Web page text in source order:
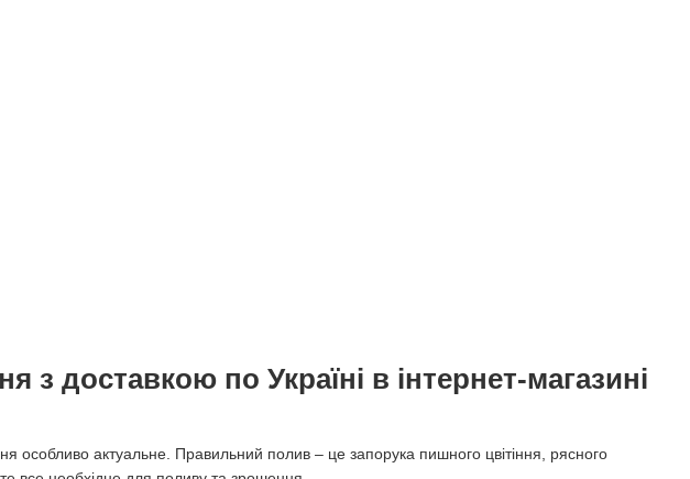
з доставкою по Україні в інтернет-магазині
особливо актуальне. Правильний полив – це запорука пишного цвітіння, рясного